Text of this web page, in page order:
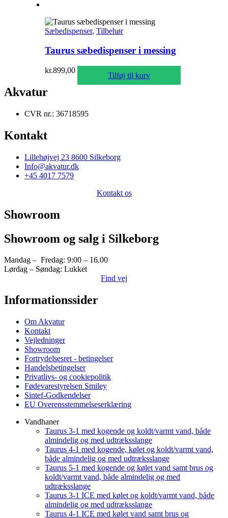
Sæbedispenser, Tilbehør
Taurus sæbedispenser i messing
kr.899,00
Tilføj til kurv
Akvatur
CVR nr.: 36718595
Kontakt
Lillehøjvej 23 8600 Silkeborg
Info@akvatur.dk
+45 4017 7579
Kontakt os
Showroom
Showroom og salg i Silkeborg
Mandag – Fredag: 9:00 – 16.00
Lørdag – Søndag: Lukket
Find vej
Informationssider
Om Akvatur
Kontakt
Vejledninger
Showroom
Fortrydelsesret - betingelser
Handelsbetingelser
Privatlivs- og cookiepolitik
Fødevarestyrelsen Smiley
Sintef-Godkendelser
EU Overensstemmelseserklæring
Vandhaner
Taurus 3-1 med kogende og koldt/varmt vand, både
almindelig og med udtræksslange
Taurus 4-1 med kogende, kølet og koldt/varmt vand,
både almindelig og med udtræksslange
Taurus 5-1 med kogende og kølet vand samt brus og
koldt/varmt vand, både almindelig og med
udtræksslange
Taurus 3-1 ICE med kølet og koldt/varmt vand, både
almindelig og med udtræksslange
Taurus 4-1 ICE med kølet vand samt brus og